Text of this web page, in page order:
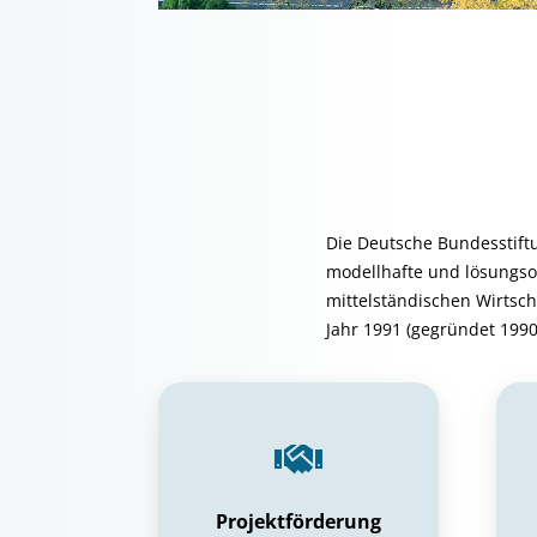
Die Deutsche
modellhafte und
mittelständischen
Jahr 1991 (gegründet
Projektförderung